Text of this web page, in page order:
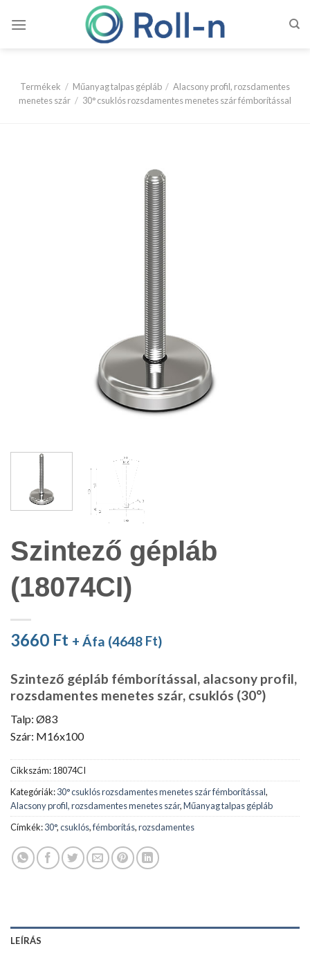
Termékek / Műanyag talpas gépláb / Alacsony profil, rozsdamentes
menetes szár / 30° csuklós rozsdamentes menetes szár fémborítással
Szintező gépláb
(18074CI)
3660 Ft + Áfa (4648 Ft)
Szintező gépláb fémborítással, alacsony profil,
rozsdamentes menetes szár, csuklós (30°)
Talp: Ø83
Szár: M16x100
Cikkszám:18074CI
Kategóriák:30° csuklós rozsdamentes menetes szár fémborítással,
Alacsony profil, rozsdamentes menetes szár,Műanyag talpas gépláb
Címkék:30°,csuklós,fémborítás,rozsdamentes
LEÍRÁS